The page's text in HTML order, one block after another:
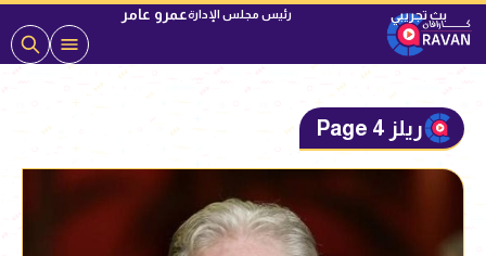
رئيس مجلس الإدارةعمرو عامر
ريلز Page 4